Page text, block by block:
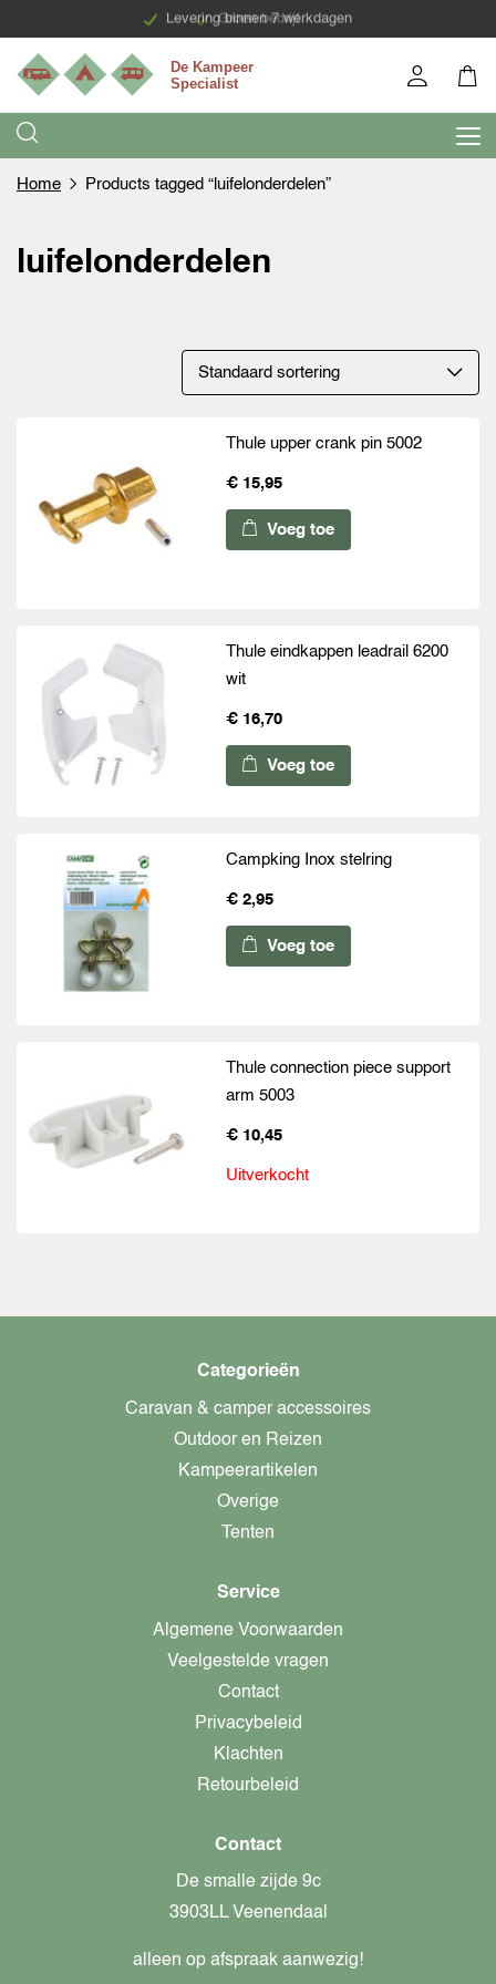
Groen bedrijf
Levering binnen 7 werkdagen
Home Products tagged “luifelonderdelen”
luifelonderdelen
Thule upper crank pin 5002
€ 15,95
Voeg toe
Thule eindkappen leadrail 6200
wit
€ 16,70
Voeg toe
Campking Inox stelring
€ 2,95
Voeg toe
Thule connection piece support
arm 5003
€ 10,45
Uitverkocht
Categorieën
Caravan & camper accessoires
Outdoor en Reizen
Kampeerartikelen
Overige
Tenten
Service
Algemene Voorwaarden
Veelgestelde vragen
Contact
Privacybeleid
Klachten
Retourbeleid
Contact
De smalle zijde 9c
3903LL Veenendaal
alleen op afspraak aanwezig!